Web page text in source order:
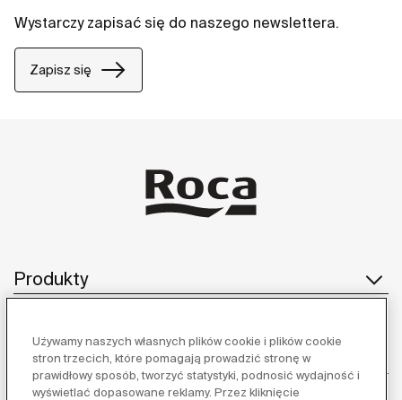
Wystarczy zapisać się do naszego newslettera.
Zapisz się
Produkty
Obsługa klienta
Używamy naszych własnych plików cookie i plików cookie
stron trzecich, które pomagają prowadzić stronę w
prawidłowy sposób, tworzyć statystyki, podnosić wydajność i
wyświetlać dopasowane reklamy. Przez kliknięcie